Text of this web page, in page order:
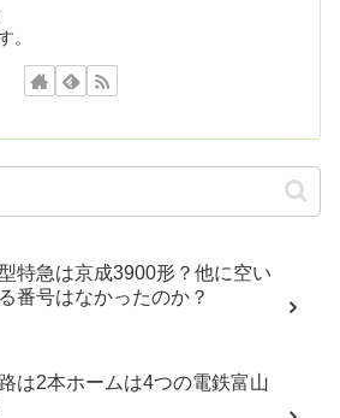
。
特急は京成3900形？他に空い
番号はなかったのか？
は2本ホームは4つの電鉄富山